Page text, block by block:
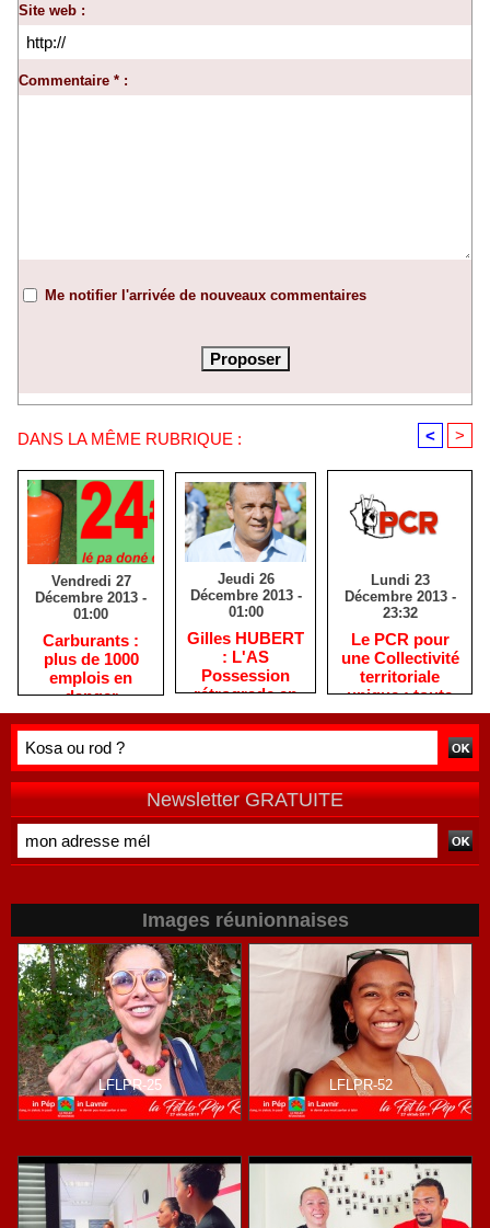
Site web :
Commentaire * :
Me notifier l'arrivée de nouveaux commentaires
DANS LA MÊME RUBRIQUE : < >
Vendredi 27
Décembre 2013 -
01:00
Carburants :
plus de 1000
emplois en
danger
Jeudi 26
Décembre 2013 -
01:00
Gilles HUBERT
: L'AS
Possession
rétrograde en
deuxième
division
Lundi 23
Décembre 2013 -
23:32
Le PCR pour
une Collectivité
territoriale
unique : toute
autre prise de
position ne peut
qu'individuelle
Newsletter GRATUITE
Images réunionnaises
LFLPR-25 LFLPR-52